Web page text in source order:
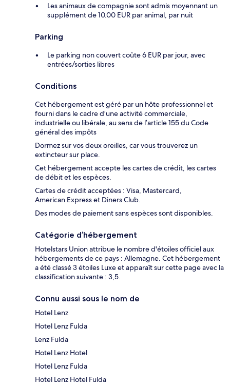
Les animaux de compagnie sont admis moyennant un
supplément de 10.00 EUR par animal, par nuit
Parking
Le parking non couvert coûte 6 EUR par jour, avec
entrées/sorties libres
Conditions
Cet hébergement est géré par un hôte professionnel et
fourni dans le cadre d’une activité commerciale,
industrielle ou libérale, au sens de l’article 155 du Code
général des impôts
Dormez sur vos deux oreilles, car vous trouverez un
extincteur sur place.
Cet hébergement accepte les cartes de crédit, les cartes
de débit et les espèces.
Cartes de crédit acceptées : Visa, Mastercard,
American Express et Diners Club.
Des modes de paiement sans espèces sont disponibles.
Catégorie d’hébergement
Hotelstars Union attribue le nombre d'étoiles officiel aux
hébergements de ce pays : Allemagne. Cet hébergement
a été classé 3 étoiles Luxe et apparaît sur cette page avec la
classification suivante : 3,5.
Connu aussi sous le nom de
Hotel Lenz
Hotel Lenz Fulda
Lenz Fulda
Hotel Lenz Hotel
Hotel Lenz Fulda
Hotel Lenz Hotel Fulda